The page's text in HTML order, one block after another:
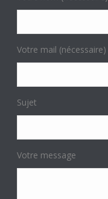
Votre mail (nécessaire)
Sujet
Votre message